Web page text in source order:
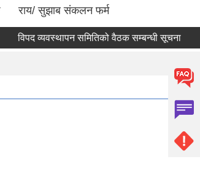
राय/ सुझाब संकलन फर्म
विपद व्यवस्थापन समितिको वैठक सम्बन्धी सूचना